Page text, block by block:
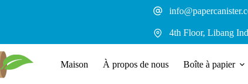
4th Floor, Libang
Maison À propos de nous Boîte à papier